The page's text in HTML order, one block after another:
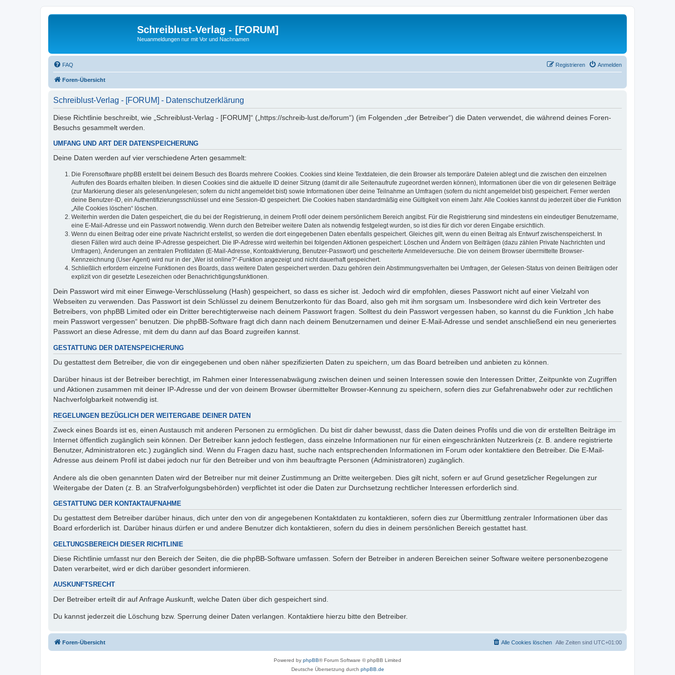
Schreiblust-Verlag - [FORUM]
Neuanmeldungen nur mit Vor und Nachnamen
FAQ Anmelden
Registrieren
Foren-Übersicht
Schreiblust-Verlag - [FORUM] - Datenschutzerklärung
Diese Richtlinie beschreibt, wie „Schreiblust-Verlag - [FORUM]“ („https://schreib-lust.de/forum“) (im Folgenden „der Betreiber“) die Daten verwendet, die während deines Foren-
Besuchs gesammelt werden.
UMFANG UND ART DER DATENSPEICHERUNG
Deine Daten werden auf vier verschiedene Arten gesammelt:
Die Forensoftware phpBB erstellt bei deinem Besuch des Boards mehrere Cookies. Cookies sind kleine Textdateien, die dein Browser als temporäre Dateien ablegt und die zwischen den einzelnen
Aufrufen des Boards erhalten bleiben. In diesen Cookies sind die aktuelle ID deiner Sitzung (damit dir alle Seitenaufrufe zugeordnet werden können), Informationen über die von dir gelesenen Beiträge
(zur Markierung dieser als gelesen/ungelesen; sofern du nicht angemeldet bist) sowie Informationen über deine Teilnahme an Umfragen (sofern du nicht angemeldet bist) gespeichert. Ferner werden
deine Benutzer-ID, ein Authentifizierungsschlüssel und eine Session-ID gespeichert. Die Cookies haben standardmäßig eine Gültigkeit von einem Jahr. Alle Cookies kannst du jederzeit über die Funktion
„Alle Cookies löschen“ löschen.
Weiterhin werden die Daten gespeichert, die du bei der Registrierung, in deinem Profil oder deinem persönlichem Bereich angibst. Für die Registrierung sind mindestens ein eindeutiger Benutzername,
eine E-Mail-Adresse und ein Passwort notwendig. Wenn durch den Betreiber weitere Daten als notwendig festgelegt wurden, so ist dies für dich vor deren Eingabe ersichtlich.
Wenn du einen Beitrag oder eine private Nachricht erstellst, so werden die dort eingegebenen Daten ebenfalls gespeichert. Gleiches gilt, wenn du einen Beitrag als Entwurf zwischenspeicherst. In
diesen Fällen wird auch deine IP-Adresse gespeichert. Die IP-Adresse wird weiterhin bei folgenden Aktionen gespeichert: Löschen und Ändern von Beiträgen (dazu zählen Private Nachrichten und
Umfragen), Änderungen an zentralen Profildaten (E-Mail-Adresse, Kontoaktivierung, Benutzer-Passwort) und gescheiterte Anmeldeversuche. Die von deinem Browser übermittelte Browser-
Kennzeichnung (User Agent) wird nur in der „Wer ist online?“-Funktion angezeigt und nicht dauerhaft gespeichert.
Schließlich erfordern einzelne Funktionen des Boards, dass weitere Daten gespeichert werden. Dazu gehören dein Abstimmungsverhalten bei Umfragen, der Gelesen-Status von deinen Beiträgen oder
explizit von dir gesetzte Lesezeichen oder Benachrichtigungsfunktionen.
Dein Passwort wird mit einer Einwege-Verschlüsselung (Hash) gespeichert, so dass es sicher ist. Jedoch wird dir empfohlen, dieses Passwort nicht auf einer Vielzahl von
Webseiten zu verwenden. Das Passwort ist dein Schlüssel zu deinem Benutzerkonto für das Board, also geh mit ihm sorgsam um. Insbesondere wird dich kein Vertreter des
Betreibers, von phpBB Limited oder ein Dritter berechtigterweise nach deinem Passwort fragen. Solltest du dein Passwort vergessen haben, so kannst du die Funktion „Ich habe
mein Passwort vergessen“ benutzen. Die phpBB-Software fragt dich dann nach deinem Benutzernamen und deiner E-Mail-Adresse und sendet anschließend ein neu generiertes
Passwort an diese Adresse, mit dem du dann auf das Board zugreifen kannst.
GESTATTUNG DER DATENSPEICHERUNG
Du gestattest dem Betreiber, die von dir eingegebenen und oben näher spezifizierten Daten zu speichern, um das Board betreiben und anbieten zu können.
Darüber hinaus ist der Betreiber berechtigt, im Rahmen einer Interessenabwägung zwischen deinen und seinen Interessen sowie den Interessen Dritter, Zeitpunkte von Zugriffen
und Aktionen zusammen mit deiner IP-Adresse und der von deinem Browser übermittelter Browser-Kennung zu speichern, sofern dies zur Gefahrenabwehr oder zur rechtlichen
Nachverfolgbarkeit notwendig ist.
REGELUNGEN BEZÜGLICH DER WEITERGABE DEINER DATEN
Zweck eines Boards ist es, einen Austausch mit anderen Personen zu ermöglichen. Du bist dir daher bewusst, dass die Daten deines Profils und die von dir erstellten Beiträge im
Internet öffentlich zugänglich sein können. Der Betreiber kann jedoch festlegen, dass einzelne Informationen nur für einen eingeschränkten Nutzerkreis (z. B. andere registrierte
Benutzer, Administratoren etc.) zugänglich sind. Wenn du Fragen dazu hast, suche nach entsprechenden Informationen im Forum oder kontaktiere den Betreiber. Die E-Mail-
Adresse aus deinem Profil ist dabei jedoch nur für den Betreiber und von ihm beauftragte Personen (Administratoren) zugänglich.
Andere als die oben genannten Daten wird der Betreiber nur mit deiner Zustimmung an Dritte weitergeben. Dies gilt nicht, sofern er auf Grund gesetzlicher Regelungen zur
Weitergabe der Daten (z. B. an Strafverfolgungsbehörden) verpflichtet ist oder die Daten zur Durchsetzung rechtlicher Interessen erforderlich sind.
GESTATTUNG DER KONTAKTAUFNAHME
Du gestattest dem Betreiber darüber hinaus, dich unter den von dir angegebenen Kontaktdaten zu kontaktieren, sofern dies zur Übermittlung zentraler Informationen über das
Board erforderlich ist. Darüber hinaus dürfen er und andere Benutzer dich kontaktieren, sofern du dies in deinem persönlichen Bereich gestattet hast.
GELTUNGSBEREICH DIESER RICHTLINIE
Diese Richtlinie umfasst nur den Bereich der Seiten, die die phpBB-Software umfassen. Sofern der Betreiber in anderen Bereichen seiner Software weitere personenbezogene
Daten verarbeitet, wird er dich darüber gesondert informieren.
AUSKUNFTSRECHT
Der Betreiber erteilt dir auf Anfrage Auskunft, welche Daten über dich gespeichert sind.
Du kannst jederzeit die Löschung bzw. Sperrung deiner Daten verlangen. Kontaktiere hierzu bitte den Betreiber.
Foren-Übersicht Alle Zeiten sind UTC+01:00
Alle Cookies löschen
Powered by phpBB® Forum Software © phpBB Limited
Deutsche Übersetzung durch phpBB.de